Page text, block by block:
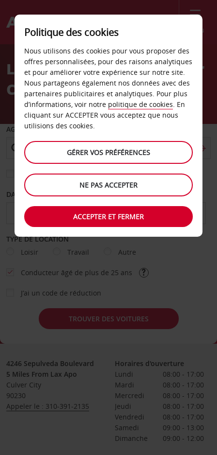
Menu
Welcome
AvisLocation de voiture Culver
City
AGENCE DE DÉPART
Sélectionnez une autre agence de retour
DATE DE DÉPART DATE DE RETOUR
TYPE DE LOCATION
Loisir
Travail Autre
Conducteur âgé de plus de 25 ans
J’ai un code de réduction
TROUVER DES VOITURES
4246 Sepulveda Boulevard
5 Miles From Lax Apo
Culver City
90230
Appeler le : 310-391-2135
Horaires d'ouverture
Lundi
08:00 - 17:00
Mardi
08:00 - 17:00
Mercredi
08:00 - 17:00
Jeudi
08:00 - 17:00
Vendredi
08:00 - 17:00
Samedi
09:00 - 13:00
Dimanche
09:00 - 12:00
Politique des cookies
Nous utilisons des cookies pour vous proposer des
offres personnalisées, pour des raisons analytiques
et pour améliorer votre expérience sur notre site.
Nous partageons également nos données avec des
partenaires publicitaires et analytiques. Pour plus
d’informations, voir notre politique de cookies. En
cliquant sur ACCEPTER vous acceptez que nous
utilisions des cookies.
GÉRER VOS PRÉFÉRENCES
NE PAS ACCEPTER
ACCEPTER ET FERMER